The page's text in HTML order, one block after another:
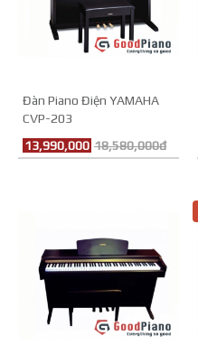
Đàn Piano Điện YAMAHA
CVP-203
13,990,000 18,580,000đ